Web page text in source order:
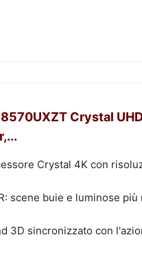
Crystal
Crystal 4K con
scene buie e luminose
3D sincronizzato con